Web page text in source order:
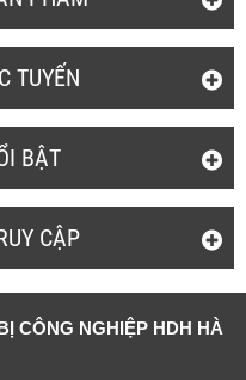
TUYẾN
BẬT
CẬP
CÔNG NGHIỆP HDH HÀ